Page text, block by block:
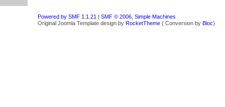
Powered by SMF 1.1.21 | SMF © 2006, Simple Machines
Original Joomla Template design by RocketTheme ( Conversion by Bloc)